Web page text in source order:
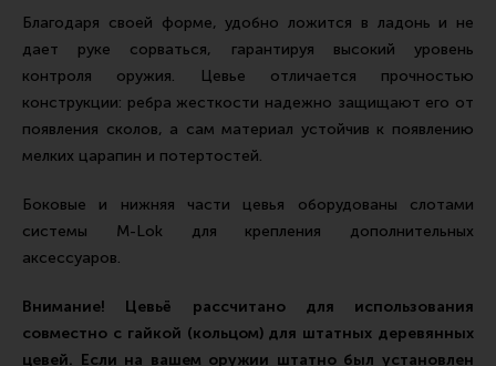
Стрелковые очки
Стрелковые наушники
Подсумки
Разгрузочные системы и защита
Фонари
Благодаря своей форме, удобно ложится в ладонь и не
дает руке сорваться, гарантируя высокий уровень
контроля оружия. Цевье отличается прочностью
конструкции: ребра жесткости надежно защищают его от
появления сколов, а сам материал устойчив к появлению
мелких царапин и потертостей.
Боковые и нижняя части цевья оборудованы слотами
системы M-Lok для крепления дополнительных
аксессуаров.
Внимание! Цевьё рассчитано для использования
совместно с гайкой (кольцом) для штатных деревянных
цевей. Если на вашем оружии штатно был установлен